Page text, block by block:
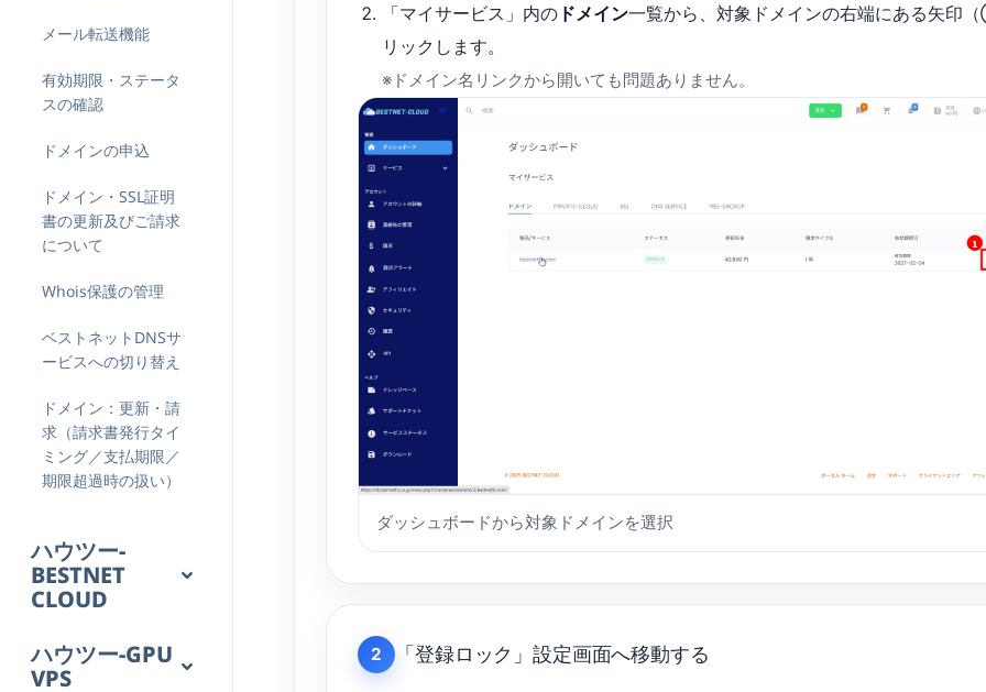
メール転送機能
有効期限・ステータ
スの確認
ドメインの申込
ドメイン・SSL証明
書の更新及びご請求
について
Whois保護の管理
ベストネットDNSサ
ービスへの切り替え
ドメイン：更新・請
求（請求書発行タイ
ミング／支払期限／
期限超過時の扱い）
ハウツー-
BESTNET
CLOUD
ハウツー-GPU
VPS
「マイサービス」内のドメイン一覧から、対象ドメインの右端にある矢印
リックします。
※ドメイン名リンクから開いても問題ありません。
ダッシュボードから対象ドメインを選択
2 「登録ロック」設定画面へ移動する